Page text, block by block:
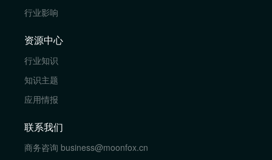
行业影响
资源中心
行业知识
知识主题
应用情报
联系我们
商务咨询 business@moonfox.cn